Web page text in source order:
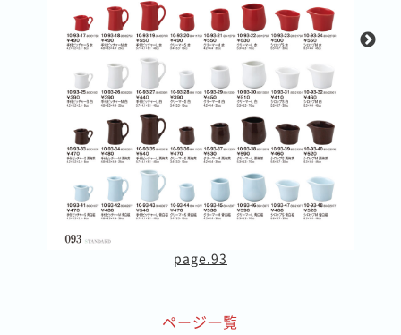
page.93
ページ一覧